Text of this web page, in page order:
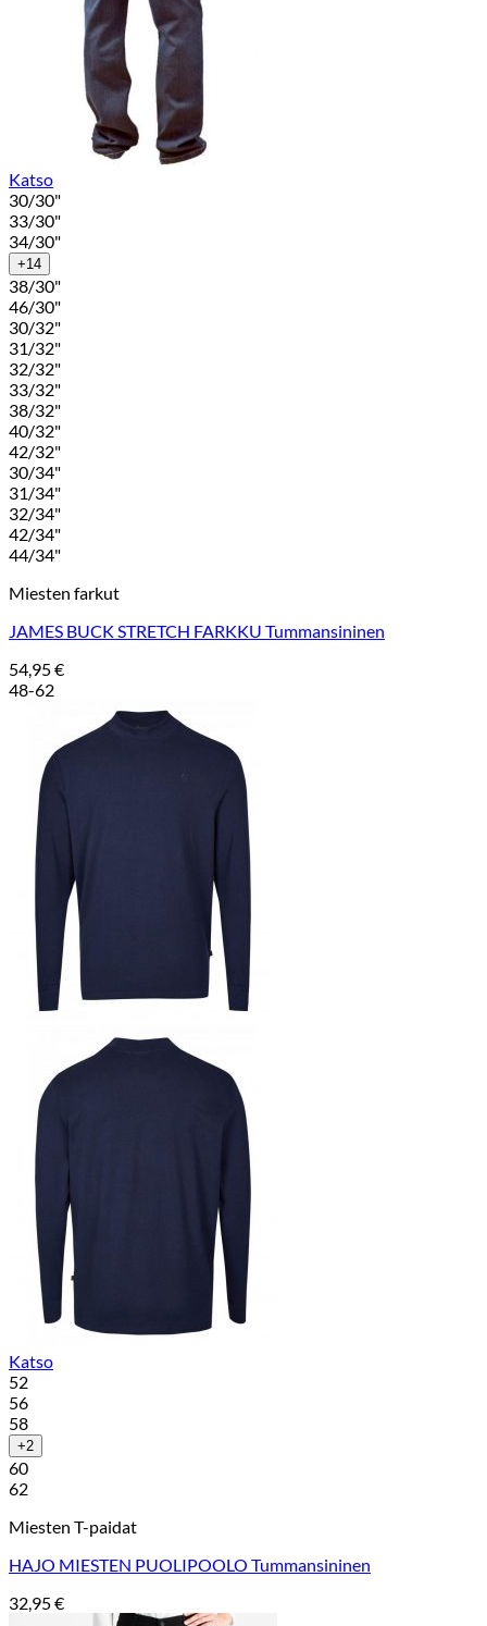
Katso
30/30"
33/30"
34/30"
+14
38/30"
46/30"
30/32"
31/32"
32/32"
33/32"
38/32"
40/32"
42/32"
30/34"
31/34"
32/34"
42/34"
44/34"
Miesten farkut
JAMES BUCK STRETCH FARKKU Tummansininen
54,95€
48-62
Katso
52
56
58
+2
60
62
Miesten T-paidat
HAJO MIESTEN PUOLIPOOLO Tummansininen
32,95€